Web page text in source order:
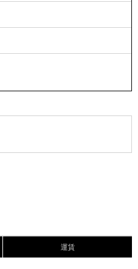
運賃